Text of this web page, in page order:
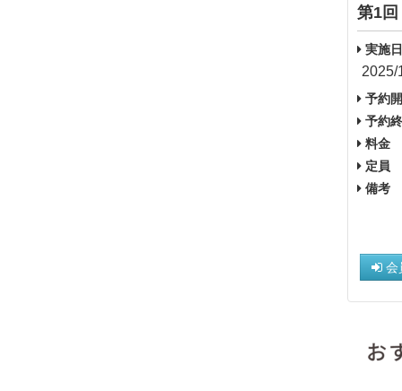
第1回
実施
2025/
予約
予約
料金
定員
備考
会